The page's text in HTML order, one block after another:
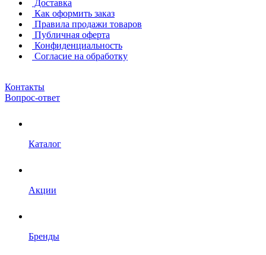
Доставка
Как оформить заказ
Правила продажи товаров
Публичная оферта
Конфиденциальность
Согласие на обработку
Контакты
Вопрос-ответ
Каталог
Акции
Бренды